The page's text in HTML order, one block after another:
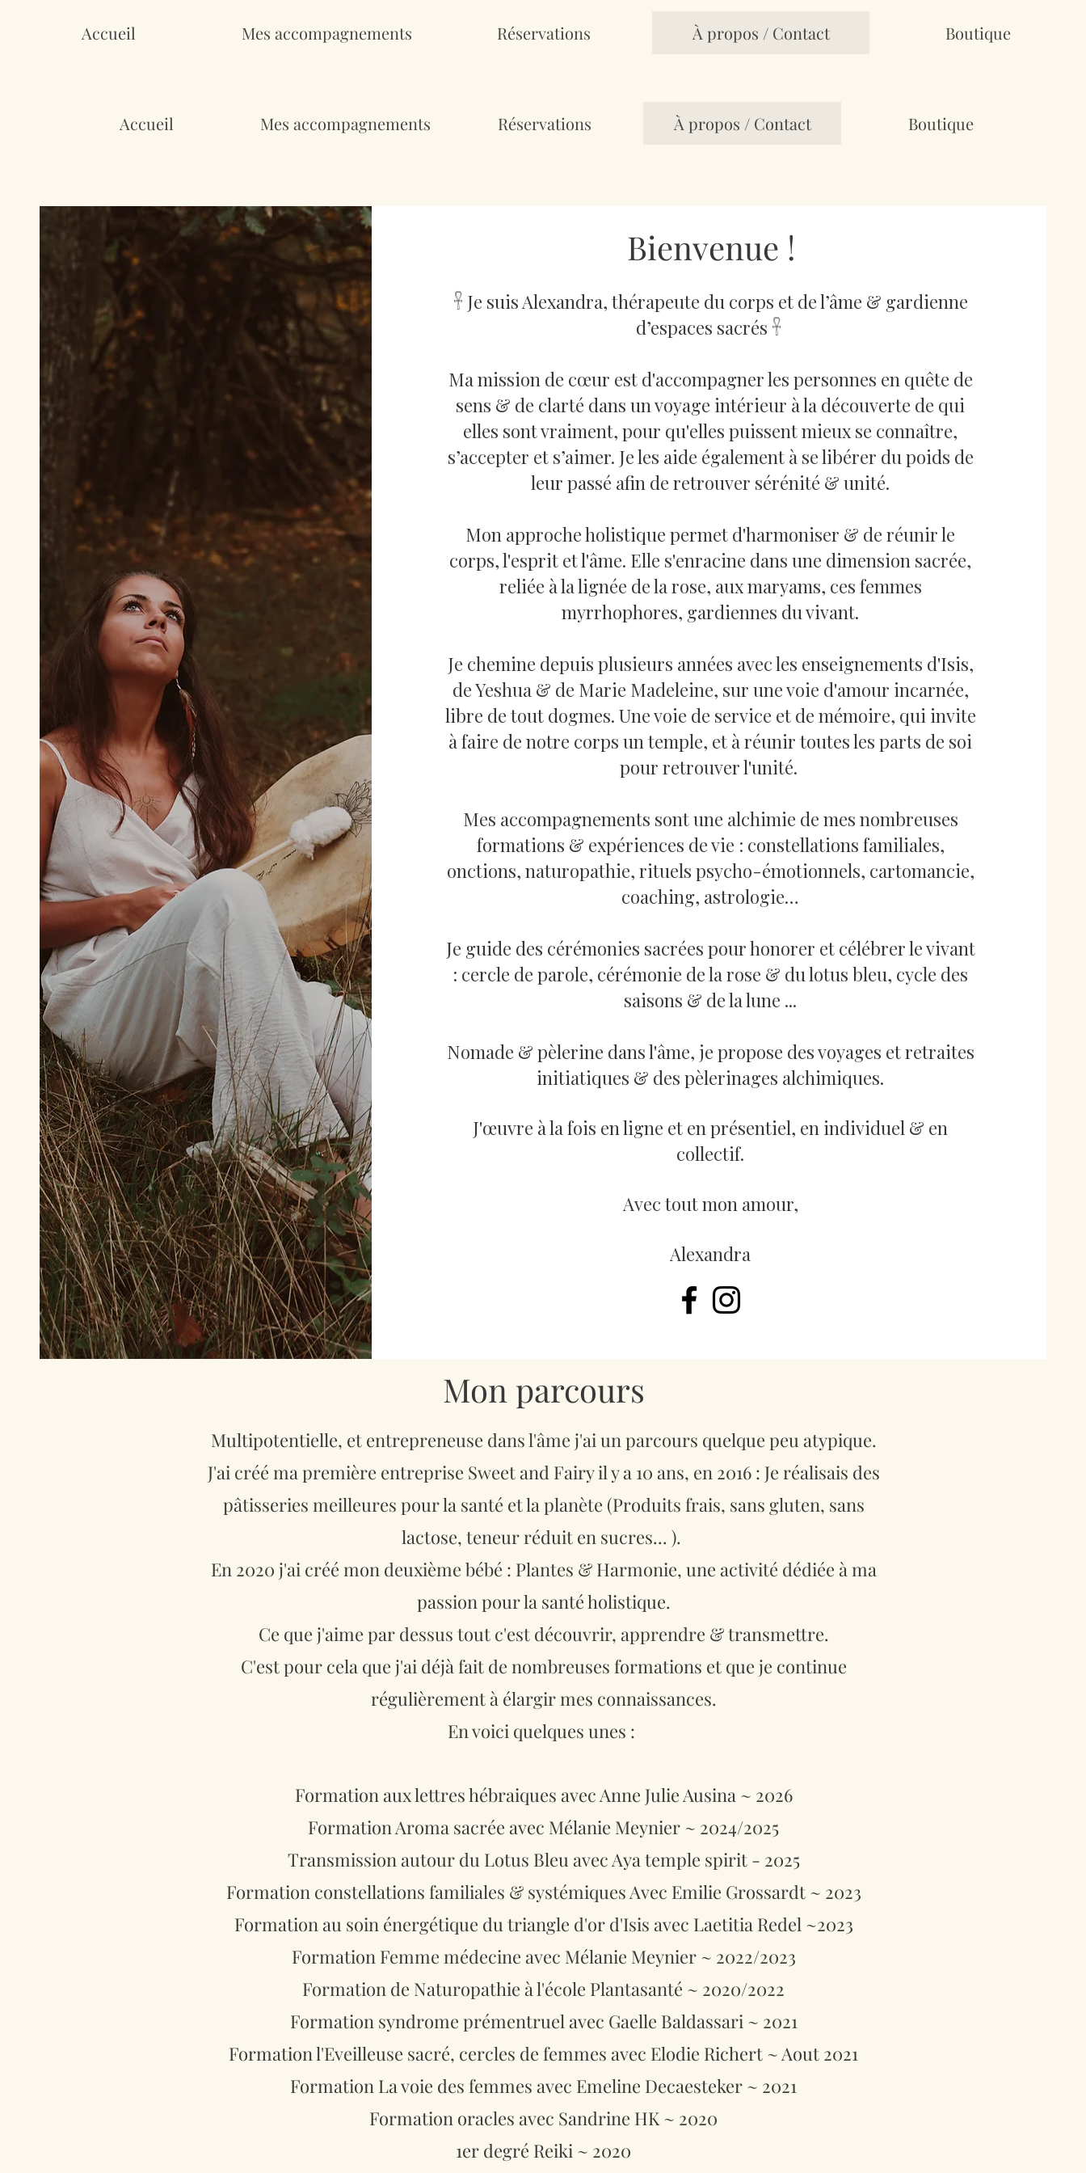
Accueil Mes accompagnements Réservations À propos / Contact Boutique
Accueil Mes accompagnements Réservations À propos / Contact Boutique
Bienvenue !
𓋹 Je suis Alexandra, thérapeute du corps et de l’âme & gardienne
d’espaces sacrés 𓋹
Ma mission de cœur est d'accompagner les personnes en quête de
sens & de clarté dans un voyage intérieur à la découverte de qui
elles sont vraiment, pour qu'elles puissent mieux se connaître,
s’accepter et s’aimer. Je les aide également à se libérer du poids de
leur passé afin de retrouver sérénité & unité.
Mon approche holistique permet d'harmoniser & de réunir le
corps, l'esprit et l'âme. Elle s'enracine dans une dimension sacrée,
reliée à la lignée de la rose, aux maryams, ces femmes
myrrhophores, gardiennes du vivant.
Je chemine depuis plusieurs années avec les enseignements d'Isis,
de Yeshua & de Marie Madeleine, sur une voie d'amour incarnée,
libre de tout dogmes. Une voie de service et de mémoire, qui invite
à faire de notre corps un temple, et à réunir toutes les parts de soi
pour retrouver l'unité.
Mes accompagnements sont une alchimie de mes nombreuses
formations & expériences de vie : constellations familiales,
onctions, naturopathie, rituels psycho-émotionnels, cartomancie,
coaching, astrologie…
Je guide des cérémonies sacrées pour honorer et célébrer le vivant
: cercle de parole, cérémonie de la rose & du lotus bleu, cycle des
saisons & de la lune ...
Nomade & pèlerine dans l'âme, je propose des voyages et retraites
initiatiques & des pèlerinages alchimiques.
J'œuvre à la fois en ligne et en présentiel, en individuel & en
collectif.
Avec tout mon amour,
Alexandra
Mon parcours
Multipotentielle, et entrepreneuse dans l'âme j'ai un parcours quelque peu atypique.
J'ai créé ma première entreprise Sweet and Fairy il y a 10 ans, en 2016 : Je réalisais des
pâtisseries meilleures pour la santé et la planète (Produits frais, sans gluten, sans
lactose, teneur réduit en sucres... ).
En 2020 j'ai créé mon deuxième bébé : Plantes & Harmonie, une activité dédiée à ma
passion pour la santé holistique.
Ce que j'aime par dessus tout c'est découvrir, apprendre & transmettre.
C'est pour cela que j'ai déjà fait de nombreuses formations et que je continue
régulièrement à élargir mes connaissances.
En voici quelques unes :
Formation aux lettres hébraiques avec Anne Julie Ausina ~ 2026
Formation Aroma sacrée avec Mélanie Meynier ~ 2024/2025
Transmission autour du Lotus Bleu avec Aya temple spirit - 2025
Formation constellations familiales & systémiques Avec Emilie Grossardt ~ 2023
Formation au soin énergétique du triangle d'or d'Isis avec Laetitia Redel ~2023
Formation Femme médecine avec Mélanie Meynier ~ 2022/2023
Formation de Naturopathie à l'école Plantasanté ~ 2020/2022
Formation syndrome prémentruel avec Gaelle Baldassari ~ 2021
Formation l'Eveilleuse sacré, cercles de femmes avec Elodie Richert ~ Aout 2021
Formation La voie des femmes avec Emeline Decaesteker ~ 2021
Formation oracles avec Sandrine HK ~ 2020
1er degré Reiki ~ 2020